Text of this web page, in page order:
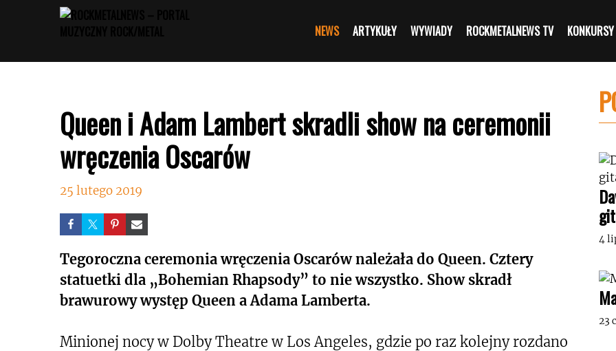
NEWS ARTYKUŁY WYWIADY ROCKMETALNEWS TV KONKURSY
Queen i Adam Lambert skradli show na ceremonii
wręczenia Oscarów
25 lutego 2019
Tegoroczna ceremonia wręczenia Oscarów należała do Queen. Cztery
statuetki dla „Bohemian Rhapsody” to nie wszystko. Show skradł
brawurowy występ Queen a Adama Lamberta.
Minionej nocy w Dolby Theatre w Los Angeles, gdzie po raz kolejny rozdano
4
23